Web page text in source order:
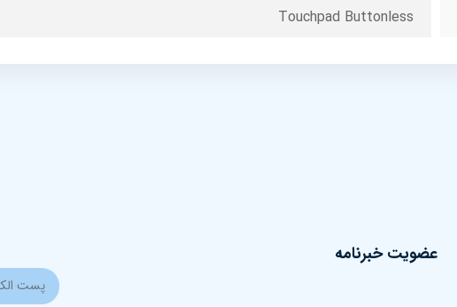
Touchpad Buttonless
عضویت خبرنامه